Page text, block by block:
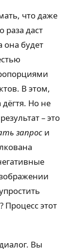
что даже
раза даст
она будет
В этом,
Но не
– это
запрос и
этот
Вы